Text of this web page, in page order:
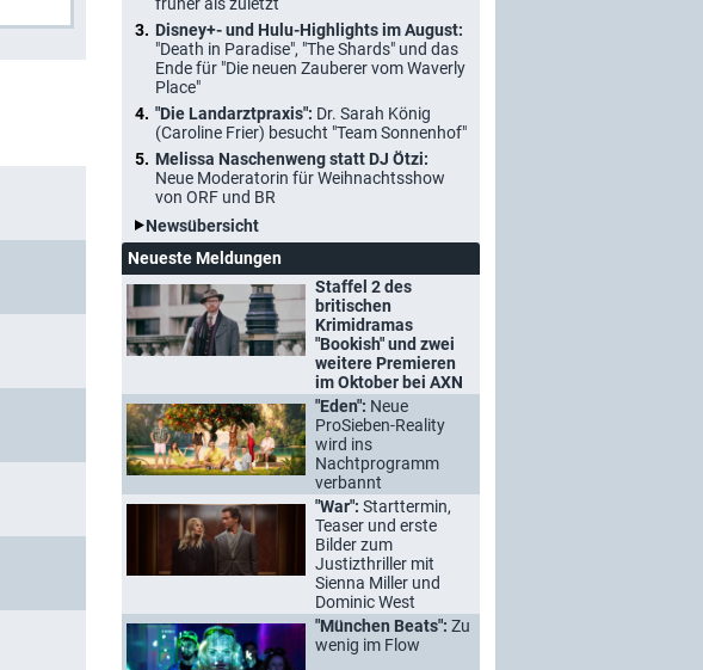
Disney+- und Hulu-Highlights im August:
"Death in Paradise", "The Shards" und das
Ende für "Die neuen Zauberer vom Waverly
Place"
"Die Landarztpraxis": Dr. Sarah König
(Caroline Frier) besucht "Team Sonnenhof"
Melissa Naschenweng statt DJ Ötzi:
Neue Moderatorin für Weihnachtsshow
von ORF und BR
Newsübersicht
Neueste Meldungen
Staffel 2 des
britischen
Krimidramas
"Bookish" und zwei
weitere Premieren
im Oktober bei AXN
"Eden": Neue
ProSieben-Reality
wird ins
Nachtprogramm
verbannt
"War": Starttermin,
Teaser und erste
Bilder zum
Justizthriller mit
Sienna Miller und
Dominic West
"München Beats": Zu
wenig im Flow